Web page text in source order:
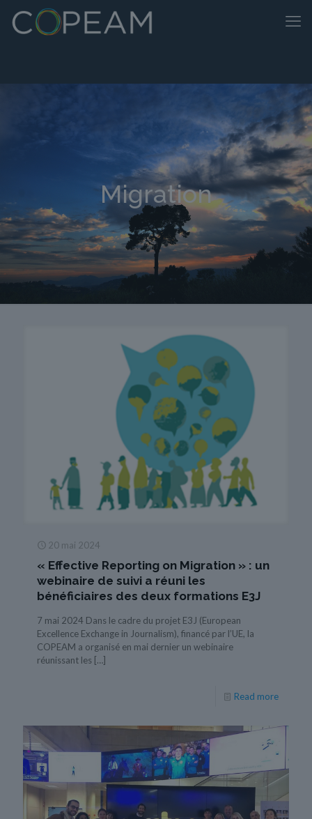
Migration
20 mai 2024
« Effective Reporting on Migration » : un
webinaire de suivi a réuni les
bénéficiaires des deux formations E3J
7 mai 2024 Dans le cadre du projet E3J (European
Excellence Exchange in Journalism), financé par l’UE, la
COPEAM a organisé en mai dernier un webinaire
réunissant les […]
Read more